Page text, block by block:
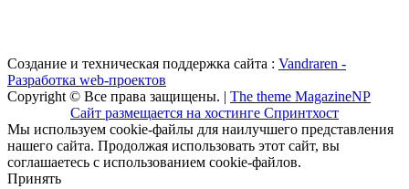
Создание и техническая поддержка сайта : Vandraren -
Разработка web-проектов
Copyright © Все права защищены. | The theme MagazineNP
Сайт размещается на хостинге Спринтхост
Мы используем cookie-файлы для наилучшего представления
нашего сайта. Продолжая использовать этот сайт, вы
соглашаетесь с использованием cookie-файлов.
Принять